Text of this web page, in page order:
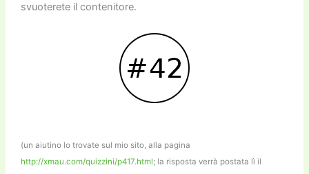
svuoterete il contenitore.
(un aiutino lo trovate sul mio sito, alla pagina
http://xmau.com/quizzini/p417.html; la risposta verrà postata lì il